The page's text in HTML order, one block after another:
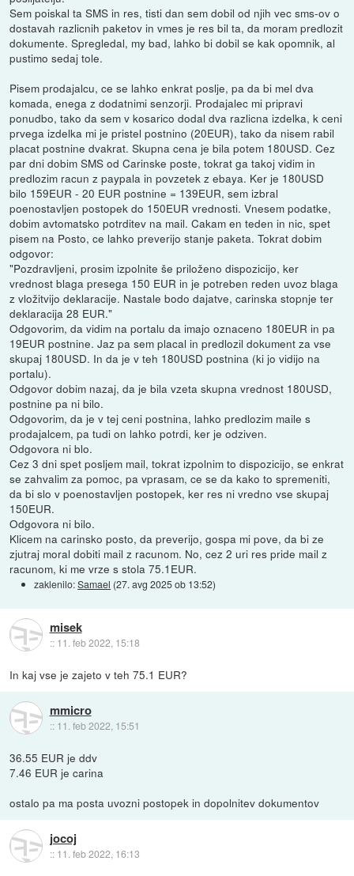
Sem poiskal ta SMS in res, tisti dan sem dobil od njih vec sms-ov o
dostavah razlicnih paketov in vmes je res bil ta, da moram predlozit
dokumente. Spregledal, my bad, lahko bi dobil se kak opomnik, al
pustimo sedaj tole.
Pisem prodajalcu, ce se lahko enkrat poslje, pa da bi mel dva
komada, enega z dodatnimi senzorji. Prodajalec mi pripravi
ponudbo, tako da sem v kosarico dodal dva razlicna izdelka, k ceni
prvega izdelka mi je pristel postnino (20EUR), tako da nisem rabil
placat postnine dvakrat. Skupna cena je bila potem 180USD. Cez
par dni dobim SMS od Carinske poste, tokrat ga takoj vidim in
predlozim racun z paypala in povzetek z ebaya. Ker je 180USD
bilo 159EUR - 20 EUR postnine = 139EUR, sem izbral
poenostavljen postopek do 150EUR vrednosti. Vnesem podatke,
dobim avtomatsko potrditev na mail. Cakam en teden in nic, spet
pisem na Posto, ce lahko preverijo stanje paketa. Tokrat dobim
odgovor:
"Pozdravljeni, prosim izpolnite še priloženo dispozicijo, ker
vrednost blaga presega 150 EUR in je potreben reden uvoz blaga
z vložitvijo deklaracije. Nastale bodo dajatve, carinska stopnje ter
deklaracija 28 EUR."
Odgovorim, da vidim na portalu da imajo oznaceno 180EUR in pa
19EUR postnine. Jaz pa sem placal in predlozil dokument za vse
skupaj 180USD. In da je v teh 180USD postnina (ki jo vidijo na
portalu).
Odgovor dobim nazaj, da je bila vzeta skupna vrednost 180USD,
postnine pa ni bilo.
Odgovorim, da je v tej ceni postnina, lahko predlozim maile s
prodajalcem, pa tudi on lahko potrdi, ker je odziven.
Odgovora ni blo.
Cez 3 dni spet posljem mail, tokrat izpolnim to dispozicijo, se enkrat
se zahvalim za pomoc, pa vprasam, ce se da kako to spremeniti,
da bi slo v poenostavljen postopek, ker res ni vredno vse skupaj
150EUR.
Odgovora ni bilo.
Klicem na carinsko posto, da preverijo, gospa mi pove, da bi ze
zjutraj moral dobiti mail z racunom. No, cez 2 uri res pride mail z
racunom, ki me vrze s stola 75.1EUR.
zaklenilo:Samael (27. avg 2025 ob 13:52)
misek
:: 11. feb 2022, 15:18
In kaj vse je zajeto v teh 75.1 EUR?
mmicro
:: 11. feb 2022, 15:51
36.55 EUR je ddv
7.46 EUR je carina
ostalo pa ma posta uvozni postopek in dopolnitev dokumentov
jocoj
:: 11. feb 2022, 16:13